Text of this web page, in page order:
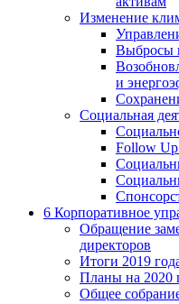
Изменение
Выбросы
и
Социальная
Follow Up
6 Корпоративное
Обращение
директоров
Итоги 2019
Планы на 2020
Общее